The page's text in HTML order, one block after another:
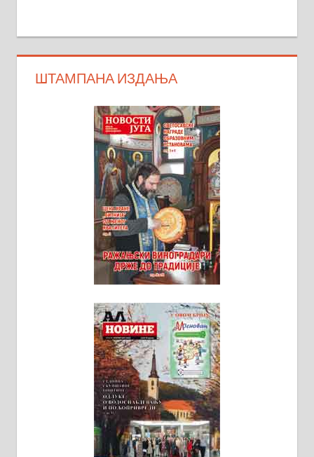
ШТАМПАНА ИЗДАЊА